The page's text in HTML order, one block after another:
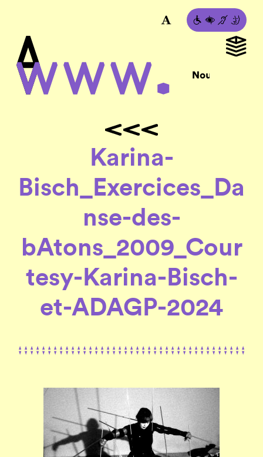
Karina-
Bisch_Exercices_Da
nse-des-
bAtons_2009_Cour
tesy-Karina-Bisch-
et-ADAGP-2024